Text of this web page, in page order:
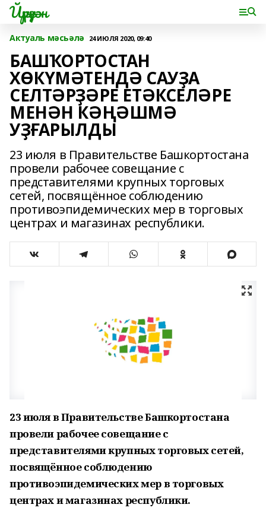
Йүрүҙән
Актуаль мәсьәлә 24 ИЮЛЯ 2020, 09:40
БАШҠОРТОСТАН
ХӨКҮМӘТЕНДӘ САУҘА
СЕЛТӘРҘӘРЕ ЕТӘКСЕЛӘРЕ
МЕНӘН КӘҢӘШМӘ
УҘҒАРЫЛДЫ
23 июля в Правительстве Башкортостана
провели рабочее совещание с
представителями крупных торговых
сетей, посвящённое соблюдению
противоэпидемических мер в торговых
центрах и магазинах республики.
23 июля в Правительстве Башкортостана
провели рабочее совещание с
представителями крупных торговых сетей,
посвящённое соблюдению
противоэпидемических мер в торговых
центрах и магазинах республики.